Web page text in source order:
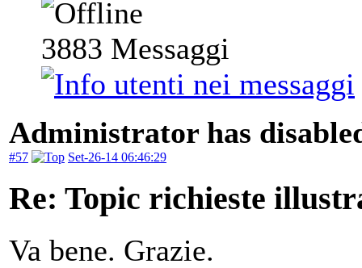
3883 Messaggi
Administrator has
#57 Set-26-14 06:46:29
Re: Topic richieste
Va bene. Grazie.